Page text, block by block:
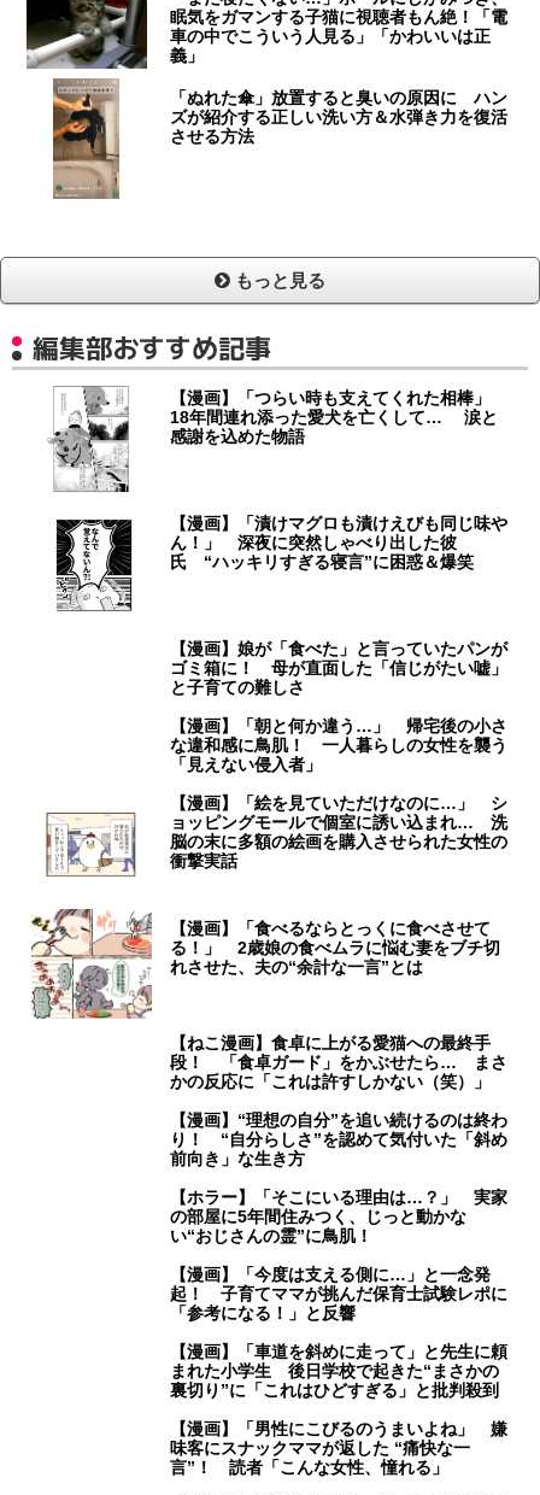
眠気をガマンする子猫に視聴者もん絶！「電
車の中でこういう人見る」「かわいいは正
義」
「ぬれた傘」放置すると臭いの原因に ハン
ズが紹介する正しい洗い方＆水弾き力を復活
させる方法
もっと見る
編集部おすすめ記事
【漫画】「つらい時も支えてくれた相棒」
18年間連れ添った愛犬を亡くして… 涙と
感謝を込めた物語
【漫画】「漬けマグロも漬けえびも同じ味や
ん！」 深夜に突然しゃべり出した彼
氏 “ハッキリすぎる寝言”に困惑＆爆笑
【漫画】娘が「食べた」と言っていたパンが
ゴミ箱に！ 母が直面した「信じがたい嘘」
と子育ての難しさ
【漫画】「朝と何か違う…」 帰宅後の小さ
な違和感に鳥肌！ 一人暮らしの女性を襲う
「見えない侵入者」
【漫画】「絵を見ていただけなのに…」 シ
ョッピングモールで個室に誘い込まれ… 洗
脳の末に多額の絵画を購入させられた女性の
衝撃実話
【漫画】「食べるならとっくに食べさせて
る！」 2歳娘の食べムラに悩む妻をブチ切
れさせた、夫の“余計な一言”とは
【ねこ漫画】食卓に上がる愛猫への最終手
段！ 「食卓ガード」をかぶせたら… まさ
かの反応に「これは許すしかない（笑）」
【漫画】“理想の自分”を追い続けるのは終わ
り！ “自分らしさ”を認めて気付いた「斜め
前向き」な生き方
【ホラー】「そこにいる理由は…？」 実家
の部屋に5年間住みつく、じっと動かな
い“おじさんの霊”に鳥肌！
【漫画】「今度は支える側に…」と一念発
起！ 子育てママが挑んだ保育士試験レポに
「参考になる！」と反響
【漫画】「車道を斜めに走って」と先生に頼
まれた小学生 後日学校で起きた“まさかの
裏切り”に「これはひどすぎる」と批判殺到
【漫画】「男性にこびるのうまいよね」 嫌
味客にスナックママが返した “痛快な一
言”！ 読者「こんな女性、憧れる」